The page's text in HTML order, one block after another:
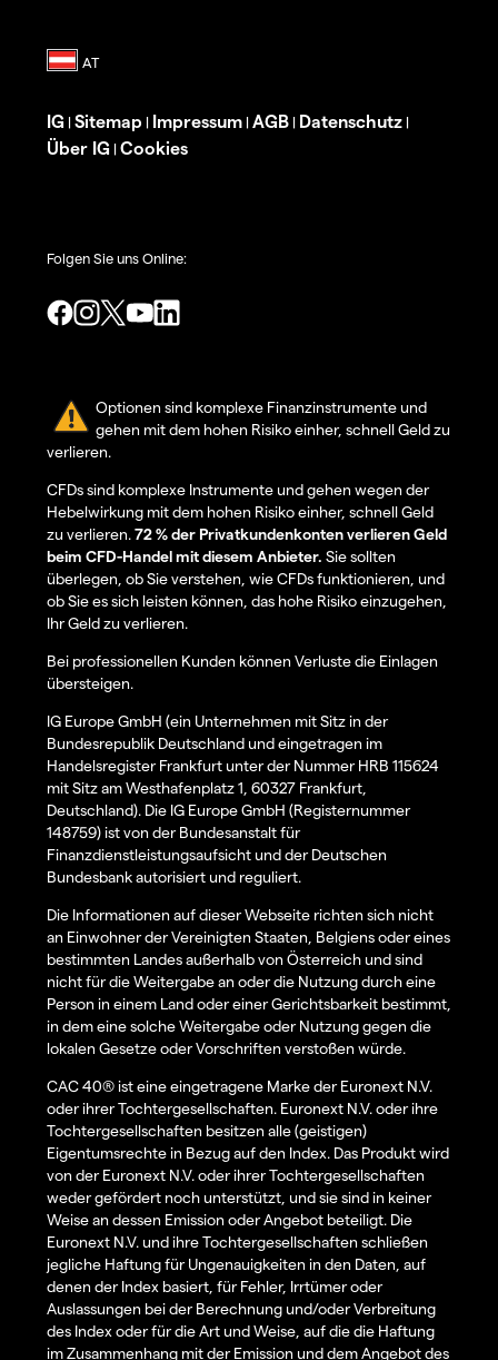
IG | Sitemap | Impressum | AGB | Datenschutz |
Über IG | Cookies
Folgen Sie uns Online:
Optionen sind komplexe Finanzinstrumente und
gehen mit dem hohen Risiko einher, schnell Geld zu
verlieren.
CFDs sind komplexe Instrumente und gehen wegen der
Hebelwirkung mit dem hohen Risiko einher, schnell Geld
zu verlieren.72 % der Privatkundenkonten verlieren Geld
beim CFD-Handel mit diesem Anbieter. Sie sollten
überlegen, ob Sie verstehen, wie CFDs funktionieren, und
ob Sie es sich leisten können, das hohe Risiko einzugehen,
Ihr Geld zu verlieren.
Bei professionellen Kunden können Verluste die Einlagen
übersteigen.
IG Europe GmbH (ein Unternehmen mit Sitz in der
Bundesrepublik Deutschland und eingetragen im
Handelsregister Frankfurt unter der Nummer HRB 115624
mit Sitz am Westhafenplatz 1, 60327 Frankfurt,
Deutschland). Die IG Europe GmbH (Registernummer
148759) ist von der Bundesanstalt für
Finanzdienstleistungsaufsicht und der Deutschen
Bundesbank autorisiert und reguliert.
Die Informationen auf dieser Webseite richten sich nicht
an Einwohner der Vereinigten Staaten, Belgiens oder eines
bestimmten Landes außerhalb von Österreich und sind
nicht für die Weitergabe an oder die Nutzung durch eine
Person in einem Land oder einer Gerichtsbarkeit bestimmt,
in dem eine solche Weitergabe oder Nutzung gegen die
lokalen Gesetze oder Vorschriften verstoßen würde.
CAC 40® ist eine eingetragene Marke der Euronext N.V.
oder ihrer Tochtergesellschaften. Euronext N.V. oder ihre
Tochtergesellschaften besitzen alle (geistigen)
Eigentumsrechte in Bezug auf den Index. Das Produkt wird
von der Euronext N.V. oder ihrer Tochtergesellschaften
weder gefördert noch unterstützt, und sie sind in keiner
Weise an dessen Emission oder Angebot beteiligt. Die
Euronext N.V. und ihre Tochtergesellschaften schließen
jegliche Haftung für Ungenauigkeiten in den Daten, auf
denen der Index basiert, für Fehler, Irrtümer oder
Auslassungen bei der Berechnung und/oder Verbreitung
des Index oder für die Art und Weise, auf die die Haftung
im Zusammenhang mit der Emission und dem Angebot des